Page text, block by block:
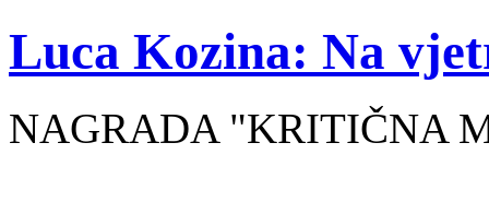
Luca Kozina: Na
NAGRADA "KRITIČNA